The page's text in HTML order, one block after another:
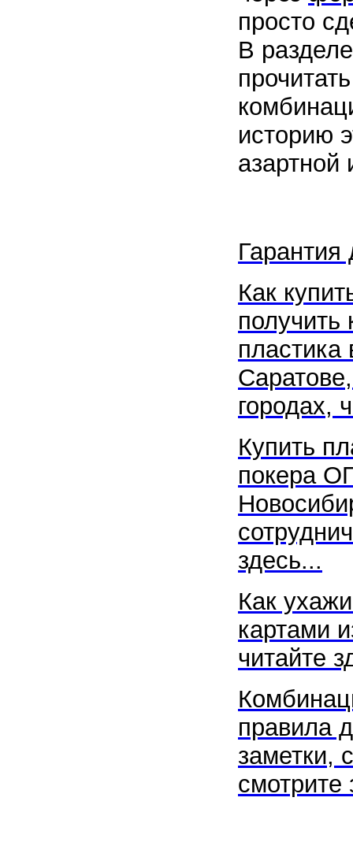
просто
В
историю
азартной
Гарантия
Как
получить
пластика
городах,
Купить
покера
здесь...
Как
картами
читайте
правила
заметки,